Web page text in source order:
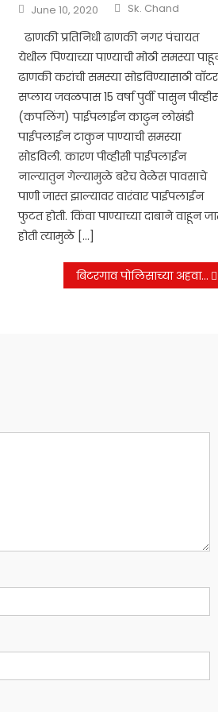
Posted
on
June 10, 2020 Author
Sk. Chand
ढाणकी प्रतिनिधी ढाणकी नगर पंचायत
येथील पिण्याच्या पाण्याची मोठी समस्या
ढाणकी करांची समस्या सोडविण्यासाठी वाॅटर
सप्लाय जवळपास 15 वर्षा पुर्वी पासुन
(कपलिंग) पाईपलाईन काढुन लोखंडी
पाईपलाईन टाकुन पाण्याची समस्या
सोडविली. कारण पीव्हीसी पाईपलाईन
नाल्यातुन गेल्यामुळे बरेच वेळेस पावसाचे
पाणी जास्त झाल्यावर वारंवार पाईपलाईन
फुटत होती. किंवा पाण्याच्या दाबाने वाहून
होती त्यामुळे […]
बिटरगाव पोलिसाच्या अहवानाला भरभरून प्रतिसाद.महीला सुरक्षा व सक्षमिकरण शिबिर 88मुली रवाना.